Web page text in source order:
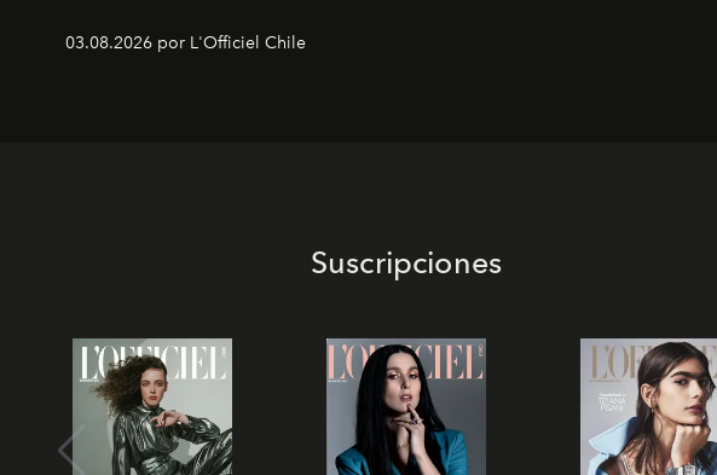
03.08.2026 por L'Officiel Chile
Suscripciones